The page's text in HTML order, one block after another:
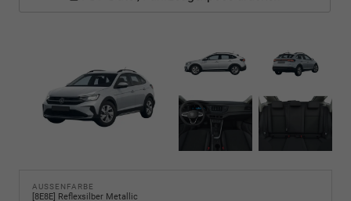
AUSSENFARBE
[8E8E] Reflexsilber Metallic